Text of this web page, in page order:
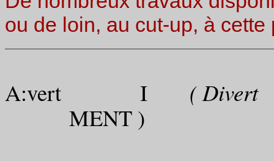
ou de loin, au cut-up, à
A:vert I ( Divert
MENT )